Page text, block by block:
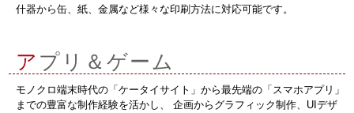
什器から缶、紙、金属など様々な印刷方法に対応可能です。
ア プリ＆ゲーム
モノクロ端末時代の「ケータイサイト」から最先端の「スマホアプリ」
までの豊富な制作経験を活かし、 企画からグラフィック制作、UIデザ